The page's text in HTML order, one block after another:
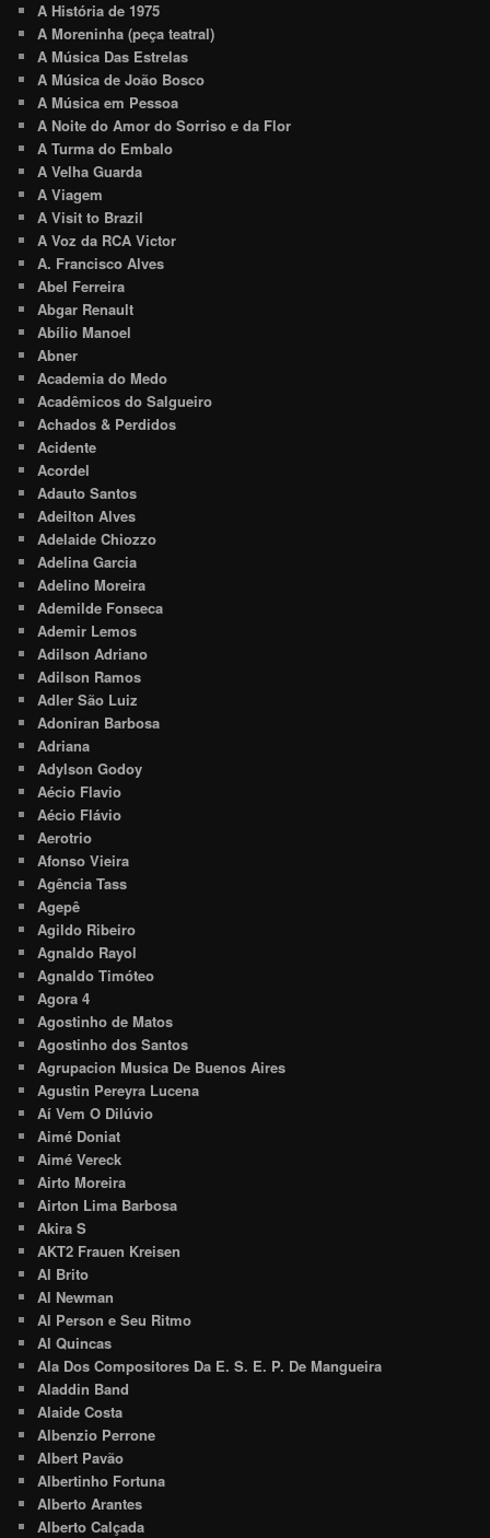
A História de 1975
A Moreninha (peça teatral)
A Música Das Estrelas
A Música de João Bosco
A Música em Pessoa
A Noite do Amor do Sorriso e da Flor
A Turma do Embalo
A Velha Guarda
A Viagem
A Visit to Brazil
A Voz da RCA Victor
A. Francisco Alves
Abel Ferreira
Abgar Renault
Abílio Manoel
Abner
Academia do Medo
Acadêmicos do Salgueiro
Achados & Perdidos
Acidente
Acordel
Adauto Santos
Adeilton Alves
Adelaide Chiozzo
Adelina Garcia
Adelino Moreira
Ademilde Fonseca
Ademir Lemos
Adilson Adriano
Adilson Ramos
Adler São Luiz
Adoniran Barbosa
Adriana
Adylson Godoy
Aécio Flavio
Aécio Flávio
Aerotrio
Afonso Vieira
Agência Tass
Agepê
Agildo Ribeiro
Agnaldo Rayol
Agnaldo Timóteo
Agora 4
Agostinho de Matos
Agostinho dos Santos
Agrupacion Musica De Buenos Aires
Agustin Pereyra Lucena
Aí Vem O Dilúvio
Aimé Doniat
Aimé Vereck
Airto Moreira
Airton Lima Barbosa
Akira S
AKT2 Frauen Kreisen
Al Brito
Al Newman
Al Person e Seu Ritmo
Al Quincas
Ala Dos Compositores Da E. S. E. P. De Mangueira
Aladdin Band
Alaide Costa
Albenzio Perrone
Albert Pavão
Albertinho Fortuna
Alberto Arantes
Alberto Calçada